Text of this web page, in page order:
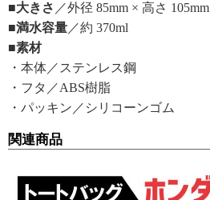
■大きさ ／外径 85mm × 高さ 105mm
■満水容量 ／約 370ml
■素材
・本体／ステンレス鋼
・フタ／ABS樹脂
・パッキン／シリコーンゴム
関連商品